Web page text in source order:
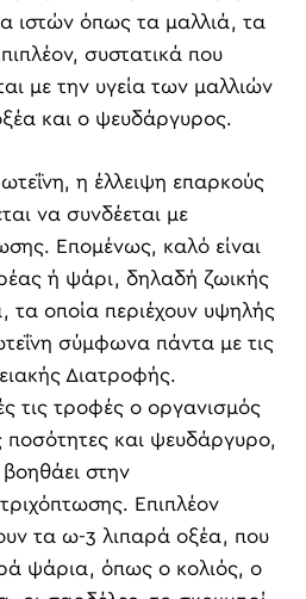
ιστών όπως τα μαλλιά, τα
συστατικά που
με την υγεία των μαλλιών
και ο ψευδάργυρος.
η έλλειψη επαρκούς
να συνδέεται με
Επομένως, καλό είναι
ή ψάρι, δηλαδή ζωικής
τα οποία περιέχουν υψηλής
σύμφωνα πάντα με τις
Διατροφής.
τις τροφές ο οργανισμός
ποσότητες και ψευδάργυρο,
στην
Επιπλέον
τα ω-3 λιπαρά οξέα, που
ψάρια, όπως ο κολιός, ο